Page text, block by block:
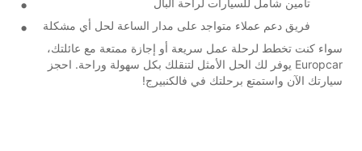
تأمين شامل للسيارات لراحة البال
فريق دعم عملاء متواجد على مدار الساعة لحل أي مشكلة
سواء كنت تخطط لرحلة عمل سريعة أو إجازة ممتعة مع عائلتك،
Europcar يوفر لك الحل الأمثل لتنقلك بكل سهولة وراحة. احجز
سيارتك الآن واستمتع برحلتك في فالكنبيرج!